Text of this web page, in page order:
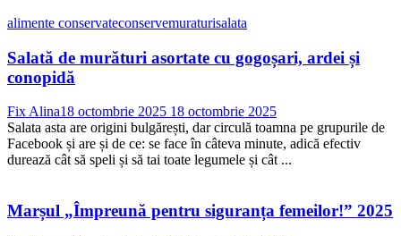
alimente conservateconservemuraturisalata
Salată de murături asortate cu gogoșari, ardei și
conopidă
Fix Alina18 octombrie 2025 18 octombrie 2025
Salata asta are origini bulgărești, dar circulă toamna pe grupurile de
Facebook și are și de ce: se face în câteva minute, adică efectiv
durează cât să speli și să tai toate legumele și cât ...
Marșul „Împreună pentru siguranța femeilor!” 2025